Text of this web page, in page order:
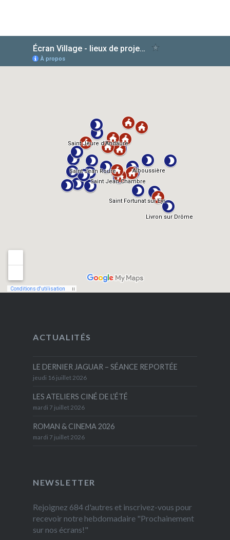
AlloCiné
ACTUALITÉS
LE DERNIER JAGUAR – SÉANCE REPORTÉE
jeudi 16 juillet 2026
LES ATELIERS CINÉ DE L’ÉTÉ
mardi 7 juillet 2026
ROMAN & CINEMA 2026
mardi 7 juillet 2026
NEWSLETTER
Rejoignez 684 d'autres et inscrivez-vous pour
recevoir notre hebdomadaire "Prochainement
sur nos écrans!"